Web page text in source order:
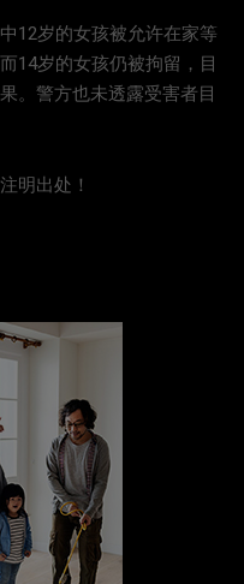
12岁的女孩被允许在家等
14岁的女孩仍被拘留，目
。警方也未透露受害者目
明出处！